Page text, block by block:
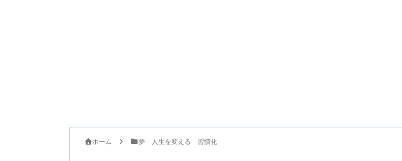
ホーム 夢 人生を変える 習慣化